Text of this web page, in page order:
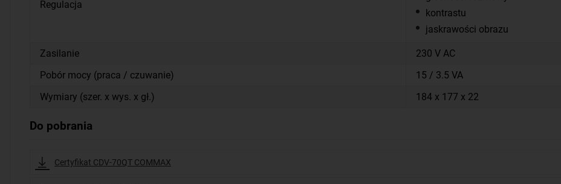
Regulacja
kontrastu
jaskrawości obrazu
Zasilanie
230 V AC
Pobór mocy (praca / czuwanie)
15 / 3.5 VA
Wymiary (szer. x wys. x gł.)
184 x 177 x 22
Do pobrania
Certyfikat CDV-70QT COMMAX